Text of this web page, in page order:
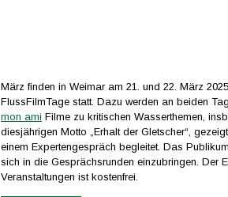
März finden in Weimar am 21. und 22. März
FlussFilmTage statt. Dazu werden an beiden
mon ami Filme zu kritischen Wasserthemen,
diesjährigen Motto „Erhalt der Gletscher“,
einem Expertengespräch begleitet. Das
sich in die Gesprächsrunden einzubringen. Der
Veranstaltungen ist kostenfrei.